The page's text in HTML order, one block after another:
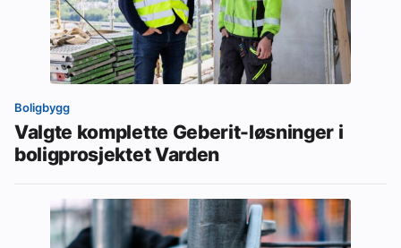
Boligbygg
Valgte komplette Geberit-løsninger i
boligprosjektet Varden